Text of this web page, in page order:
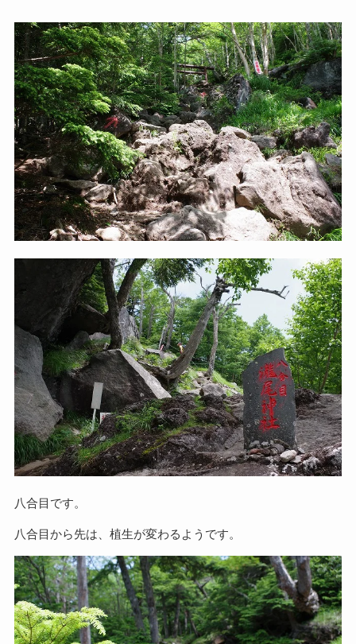
八合目です。
八合目から先は、植生が変わるようです。